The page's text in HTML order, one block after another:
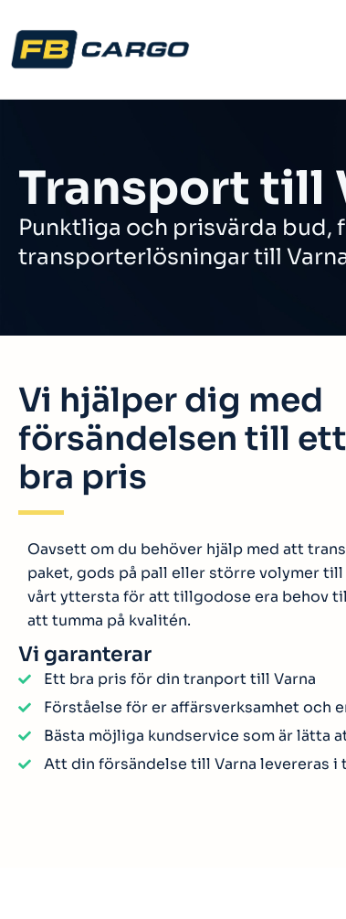
Transport till
Punktliga och prisvärda bud,
transporterlösningar till
Vi hjälper dig med
försändelsen till
bra pris
Oavsett om du behöver hjälp med att
paket, gods på pall eller större volymer till
vårt yttersta för att tillgodose era behov
att tumma på kvalitén.
Vi garanterar
Ett bra pris för din tranport till Varna
Förståelse för er affärsverksamhet och
Bästa möjliga kundservice som är lätta
Att din försändelse till Varna levereras i